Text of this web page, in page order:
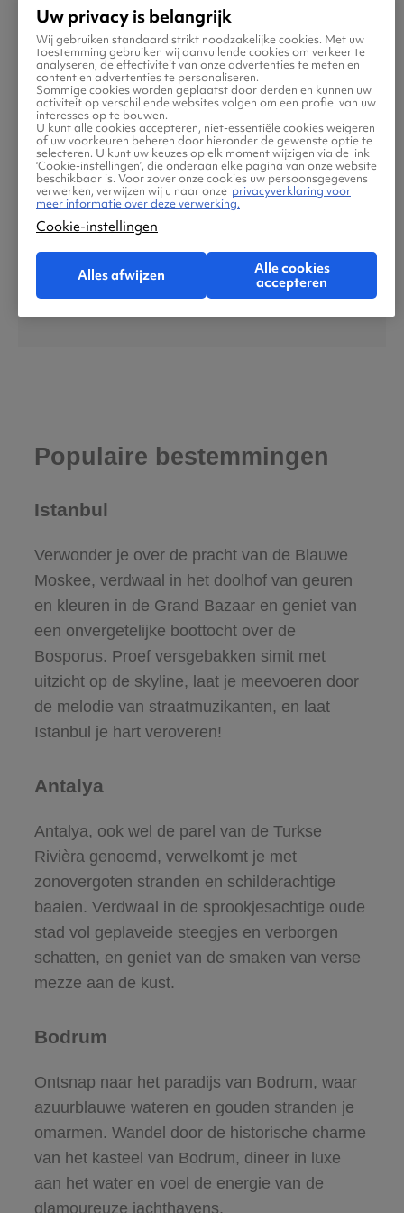
Bodrum
Populaire bestemmingen
Istanbul
Verwonder je over de pracht van de Blauwe
Moskee, verdwaal in het doolhof van geuren
en kleuren in de Grand Bazaar en geniet van
een onvergetelijke boottocht over de
Bosporus. Proef versgebakken simit met
uitzicht op de skyline, laat je meevoeren door
de melodie van straatmuzikanten, en laat
Istanbul je hart veroveren!
Antalya
Antalya, ook wel de parel van de Turkse
Rivièra genoemd, verwelkomt je met
zonovergoten stranden en schilderachtige
baaien. Verdwaal in de sprookjesachtige oude
stad vol geplaveide steegjes en verborgen
schatten, en geniet van de smaken van verse
mezze aan de kust.
Bodrum
Ontsnap naar het paradijs van Bodrum, waar
azuurblauwe wateren en gouden stranden je
omarmen. Wandel door de historische charme
van het kasteel van Bodrum, dineer in luxe
aan het water en voel de energie van de
glamoureuze jachthavens.
Uw privacy is belangrijk
Wij gebruiken standaard strikt noodzakelijke cookies. Met uw
toestemming gebruiken wij aanvullende cookies om verkeer te
analyseren, de effectiviteit van onze advertenties te meten en
content en advertenties te personaliseren.
Sommige cookies worden geplaatst door derden en kunnen uw
activiteit op verschillende websites volgen om een profiel van uw
interesses op te bouwen.
U kunt alle cookies accepteren, niet-essentiële cookies weigeren
of uw voorkeuren beheren door hieronder de gewenste optie te
selecteren. U kunt uw keuzes op elk moment wijzigen via de link
‘Cookie-instellingen’, die onderaan elke pagina van onze website
beschikbaar is. Voor zover onze cookies uw persoonsgegevens
verwerken, verwijzen wij u naar onze privacyverklaring voor
meer informatie over deze verwerking.
Cookie-instellingen
Alles afwijzen
Alle cookies
accepteren